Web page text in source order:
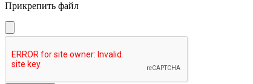
Прикрепить файл